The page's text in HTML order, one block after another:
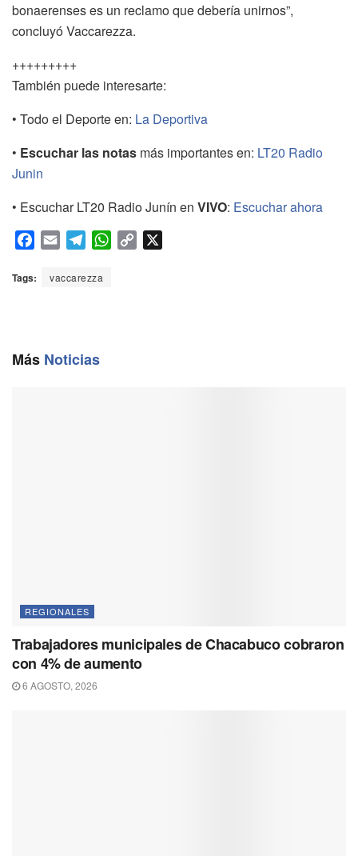
bonaerenses es un reclamo que debería unirnos”,
concluyó Vaccarezza.
+++++++++
También puede interesarte:
• Todo el Deporte en: La Deportiva
• Escuchar las notas más importantes en: LT20 Radio
Junin
• Escuchar LT20 Radio Junín en VIVO: Escuchar ahora
c
o
a
l
a
W
Tags: vaccarezza
Más Noticias
REGIONALES
Trabajadores municipales de Chacabuco cobraron
con 4% de aumento
6 AGOSTO, 2026